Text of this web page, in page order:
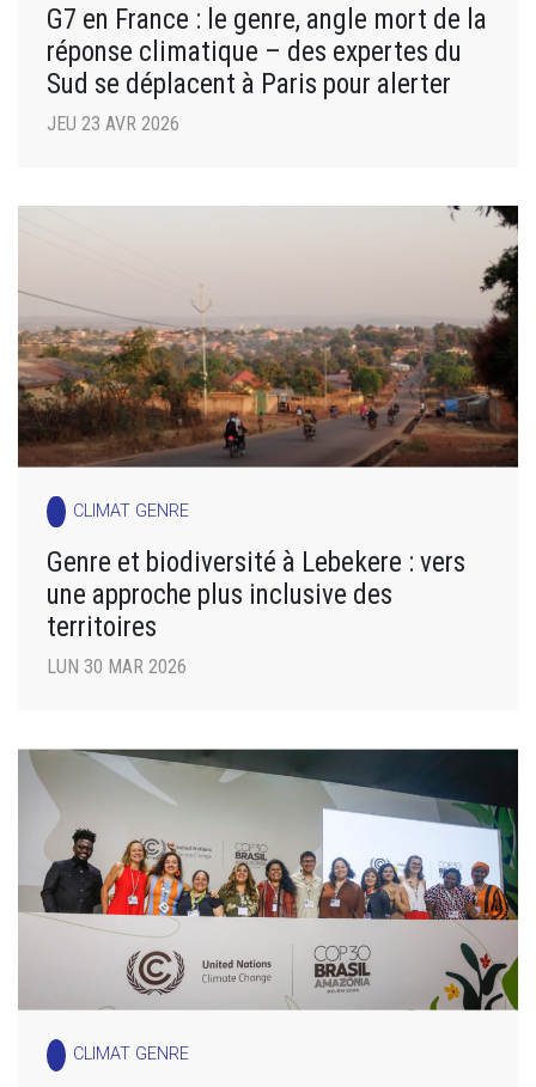
G7 en France : le genre, angle mort de la
réponse climatique – des expertes du
Sud se déplacent à Paris pour alerter
JEU 23 AVR 2026
CLIMAT GENRE
Genre et biodiversité à Lebekere : vers
une approche plus inclusive des
territoires
LUN 30 MAR 2026
CLIMAT GENRE